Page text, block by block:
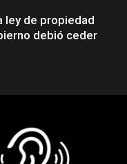
ley de propiedad
debió ceder